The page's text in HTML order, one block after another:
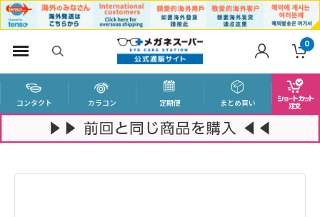
0
コンタクト カラコン 定期便 まとめ買い